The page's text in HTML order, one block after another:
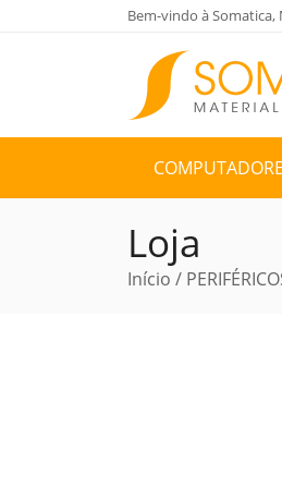
Bem-vindo à
Loja
Início /